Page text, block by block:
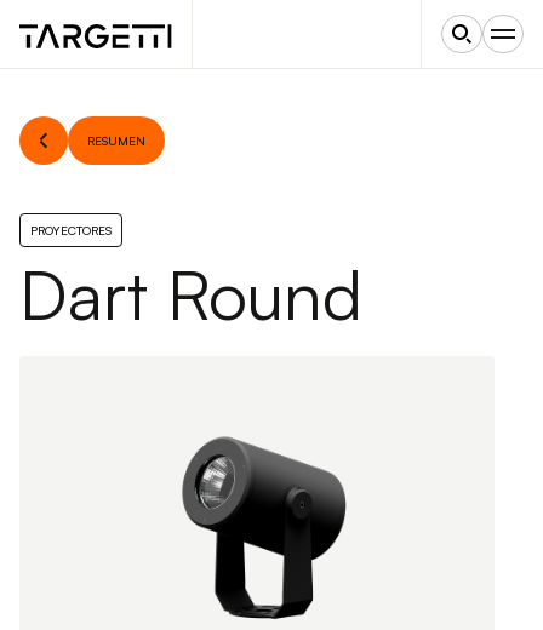
RESUMEN
PROYECTORES
Dart Round